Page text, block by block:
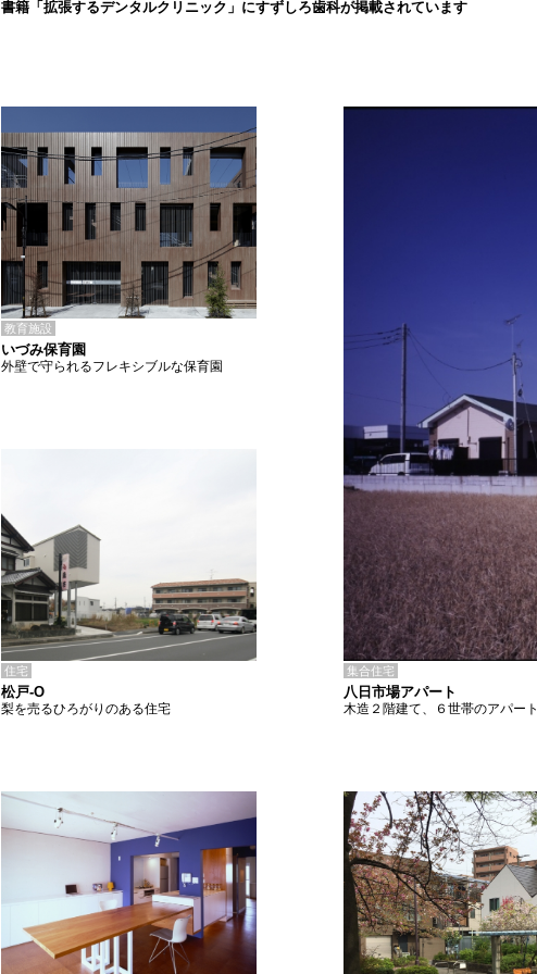
書籍「拡張するデンタルクリニック」にすずしろ歯科が掲載されています
教育施設
いづみ保育園
外壁で守られるフレキシブルな保育園
住宅
松戸-O
梨を売るひろがりのある住宅
集合住宅
八日市場アパート
木造２階建て、６世帯のアパート